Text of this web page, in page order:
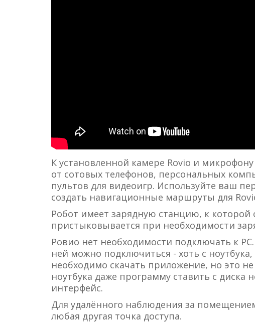
К установленной камере Rovio и
от сотовых телефонов, персональных
пультов для видеоигр. Используйте ваш
создать навигационные маршруты для
Робот имеет зарядную станцию, к которой
пристыковывается при необходимости
Ровио нет необходимости подключать к
ней можно подключиться - хоть с
необходимо скачать приложение, но это
ноутбука даже программу ставить с диска
интерфейс.
Для удалённого наблюдения за
любая другая точка доступа.